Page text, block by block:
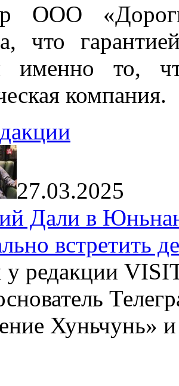
ООО
что
именно то,
компания.
27.03.2025
Дали в
встретить
у редакции
Хуньчунь»